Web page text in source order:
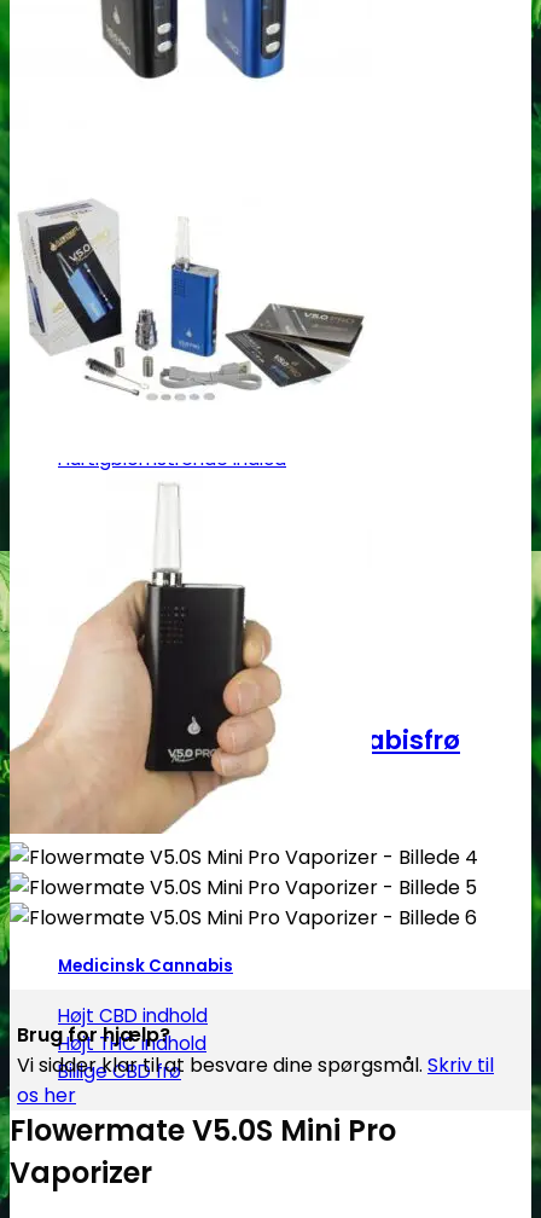
Autoblomstrende Cannabis Sativa
Hurtigblomstrende Sativa
Top 10 Cannabis Sativa
Cannabis Sativa mix-pakker
Cannabis Sativa bulk frø
Cannabis Indica
Feminiseret Cannabis Indica
Cannabis Indica Hybrider
Hurtigblomstrende Indica
Billige Cannabis Indica frø
Top 10 Cannabis Indica
Cannabis Indica mix-pakker
Cannabis Indica bulk frø
Autoblomstrende Cannabisfrø
Cannabis Indica - Autoblomst
Cannabis Sativa - Autoblomst
Medicinsk Cannabis
Højt CBD indhold
Højt THC indhold
Billige CBD frø
Brug for hjælp?
Vi sidder klar til at besvare dine spørgsmål. Skriv til
os her
Flowermate V5.0S Mini Pro
Vaporizer